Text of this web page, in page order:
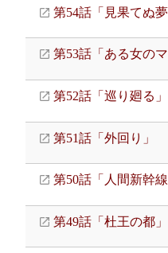
第54話「見果てぬ夢
第53話「ある女のマ
第52話「巡り廻る」
第51話「外回り」
第50話「人間新幹線
第49話「杜王の都」